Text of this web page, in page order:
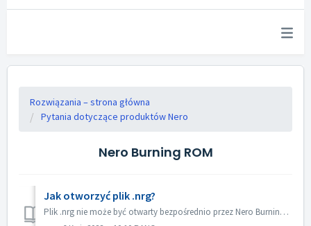
Rozwiązania – strona główna
Pytania dotyczące produktów Nero
Nero Burning ROM
Jak otworzyć plik .nrg?
Plik .nrg nie może być otwarty bezpośrednio przez Nero Burning ROM. Możesz nagrać plik nrg na płytę za pomocą Nero Burning ROM. Lub użyj oprogramowania do ...